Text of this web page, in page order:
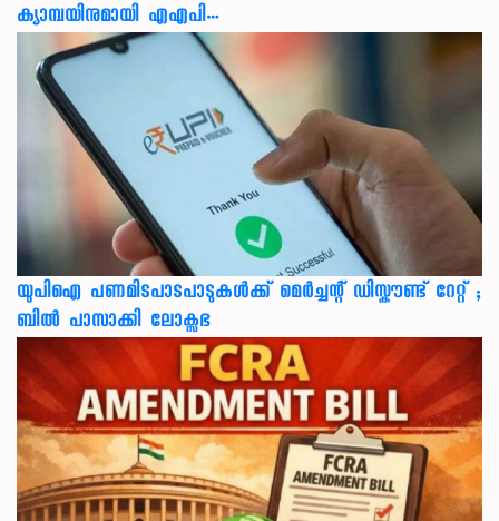
ക്യാമ്പയിനുമായി എഎപി…
യുപിഐ പണമിടപാടപാടുകൾക്ക് മെർച്ചന്റ് ഡിസ്കൗണ്ട് റേറ്റ് ;
ബിൽ പാസാക്കി ലോക്സഭ